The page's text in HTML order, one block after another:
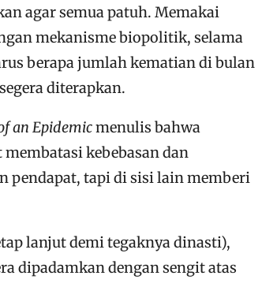
agar semua patuh. Memakai
mekanisme biopolitik, selama
berapa jumlah kematian di bulan
diterapkan.
an Epidemicmenulis bahwa
membatasi kebebasan dan
pendapat, tapi di sisi lain memberi
lanjut demi tegaknya dinasti),
dipadamkan dengan sengit atas